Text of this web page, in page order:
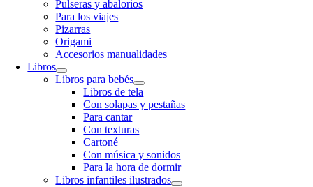
Pulseras y abalorios
Para los viajes
Pizarras
Origami
Accesorios manualidades
Libros
Libros para bebés
Libros de tela
Con solapas y pestañas
Para cantar
Con texturas
Cartoné
Con música y sonidos
Para la hora de dormir
Libros infantiles ilustrados